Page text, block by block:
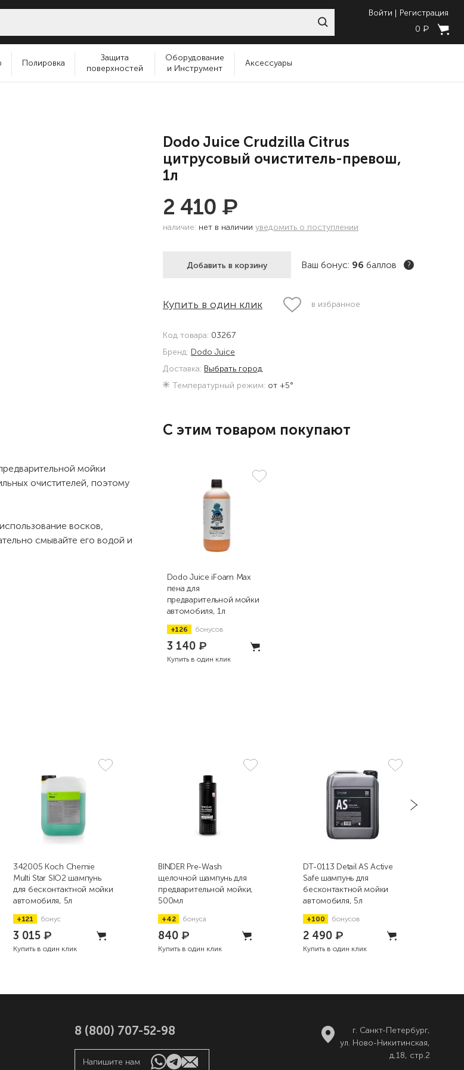
Войти
Регистрация
0 ₽
Полировка
Защита
поверхностей
Оборудование
и Инструмент
Аксессуары
Dodo Juice Crudzilla Citrus
цитрусовый очиститель-превош,
1л
2 410 ₽
наличие: нет в наличии уведомить о поступлении
Добавить в корзину Ваш бонус: 96 баллов ?
Купить в один клик в избранное
Код товара: 03267
Бренд: Dodo Juice
Доставка: Выбрать город
Температурный режим: от +5°
мойки
очистителей, поэтому
восков,
смывайте его водой и
С этим товаром покупают
Dodo Juice iFoam Max
пена для
предварительной мойки
автомобиля, 1л
+126 бонусов
3 140 ₽
Купить в один клик
342005 Koch Chemie
Multi Star SIO2 шампунь
для бесконтактной мойки
автомобиля, 5л
+121 бонус
3 015 ₽
Купить в один клик
BINDER Pre-Wash
щелочной шампунь для
предварительной мойки,
500мл
+42 бонуса
840₽
Купить в один клик
DT-0113 Detail AS Active
Safe шампунь для
бесконтактной мойки
автомобиля, 5л
+100 бонусов
2 490₽
Купить в один клик
8 (800) 707-52-98
Напишите нам
г. Санкт-Петербург,
ул. Ново-Никитинская,
д.18, стр.2